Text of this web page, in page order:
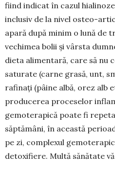
fiind indicat în cazul
inclusiv de la nivel osteo-
apară după minim o lună de
vechimea bolii și vârsta
dieta alimentară, care să nu
saturate (carne grasă, unt,
rafinați (pâine albă, orez alb
producerea proceselor
gemoterapică poate fi
săptămâni, în această
pe zi, complexul
detoxifiere. Multă sănătate